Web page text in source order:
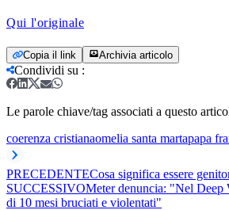
Qui l'originale
Copia il link Archivia articolo
Condividi su :
Le parole chiave/tag associati a questo
coerenza cristianaomelia santa martapapa
PRECEDENTECosa significa essere
SUCCESSIVOMeter denuncia: "Nel Deep
di 10 mesi bruciati e violentati"